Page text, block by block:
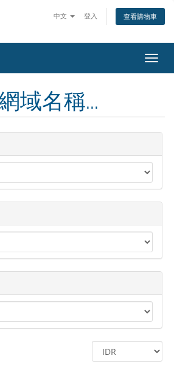
中文 登入 查看購物車
切換
域名稱...